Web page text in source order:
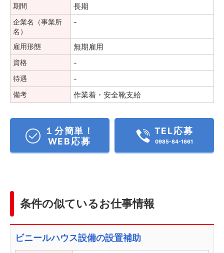
期間 長期
企業名（事業所
名）
-
雇用形態 無期雇用
資格 -
待遇 -
備考 作業着・安全靴支給
１分簡単！
WEB応募
TEL応募
0985-84-1661
条件の似ているお仕事情報
ビニールハウス設備の設置補助